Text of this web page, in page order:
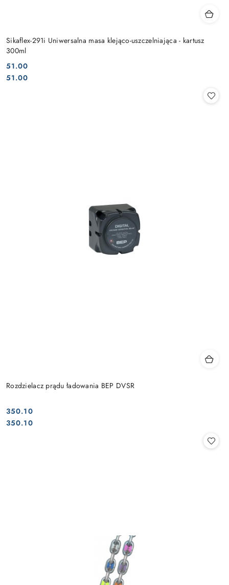
Sikaflex-291i Uniwersalna masa klejąco-uszczelniająca - kartusz
300ml
Cena:
51.00
Cena:
51.00
Rozdzielacz prądu ładowania BEP DVSR
Cena:
350.10
Cena:
350.10